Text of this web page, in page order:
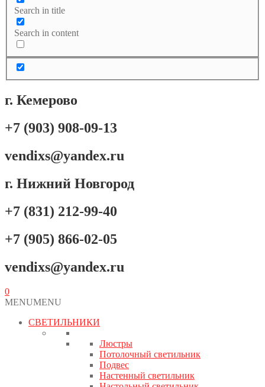
Search in title
Search in content
г. Кемерово
+7 (903) 908-09-13
vendixs@yandex.ru
г. Нижний Новгород
+7 (831) 212-99-40
+7 (905) 866-02-05
vendixs@yandex.ru
0
MENUMENU
СВЕТИЛЬНИКИ
Люстры
Потолочный светильник
Подвес
Настенный светильник